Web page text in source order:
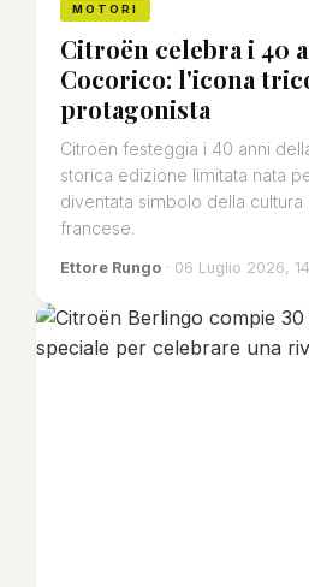
MOTORI
Citroën celebra i 40
Cocorico: l'icona
protagonista
Citroën festeggia i 40 anni
storica edizione limitata nata
diventata simbolo della cultura
francese.
Ettore Rungo · 06 Luglio 2026,